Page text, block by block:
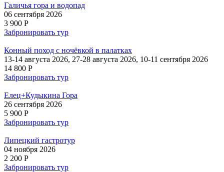
Галичья гора и водопад
06 сентября 2026
3 900 P
Забронировать тур
Конный поход с ночёвкой в палатках
13-14 августа 2026, 27-28 августа 2026, 10-11 сентября 2026
14 800 P
Забронировать тур
Елец+Кудыкина Гора
26 сентября 2026
5 900 P
Забронировать тур
Липецкий гастротур
04 ноября 2026
2 200 P
Забронировать тур